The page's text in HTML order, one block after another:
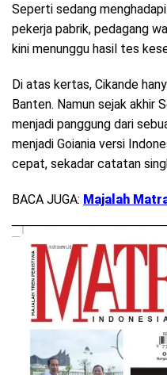
Seperti sedang
pekerja pabrik, pedagang
kini menunggu hasil tes
Di atas kertas, Cikande
Banten. Namun sejak akhir
menjadi panggung dari
menjadi Goiania versi
cepat, sekadar catatan
BACA JUGA: Majalah